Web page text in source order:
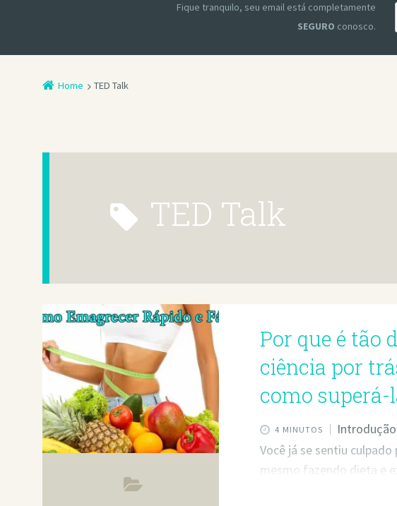
Fique tranquilo, seu email está completamente
SEGURO conosco.
Home TED Talk
TED Talk
Por que é tão
ciência por
como superá-
4 MINUTOS
Você já se sentiu
mesmo fazendo dieta e
está sozinho. Muitas